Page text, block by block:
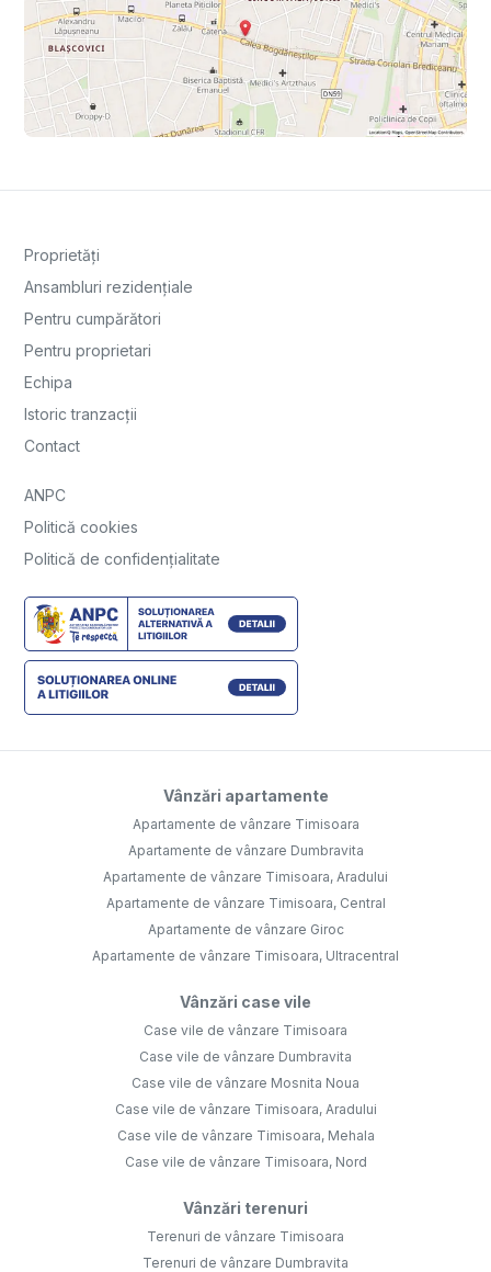
Proprietăți
Ansambluri rezidențiale
Pentru cumpărători
Pentru proprietari
Echipa
Istoric tranzacții
Contact
ANPC
Politică cookies
Politică de confidențialitate
Vânzări apartamente
Apartamente de vânzare Timisoara
Apartamente de vânzare Dumbravita
Apartamente de vânzare Timisoara, Aradului
Apartamente de vânzare Timisoara, Central
Apartamente de vânzare Giroc
Apartamente de vânzare Timisoara, Ultracentral
Vânzări case vile
Case vile de vânzare Timisoara
Case vile de vânzare Dumbravita
Case vile de vânzare Mosnita Noua
Case vile de vânzare Timisoara, Aradului
Case vile de vânzare Timisoara, Mehala
Case vile de vânzare Timisoara, Nord
Vânzări terenuri
Terenuri de vânzare Timisoara
Terenuri de vânzare Dumbravita